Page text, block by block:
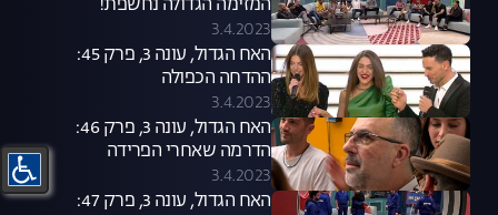
המזימה הגדולה נחשפת!
3.4.2023
האח הגדול, עונה 3, פרק 45:
ההדחה הכפולה
3.4.2023
האח הגדול, עונה 3, פרק 46:
הדרמה שאחרי הפרידה
3.4.2023
האח הגדול, עונה 3, פרק 47: